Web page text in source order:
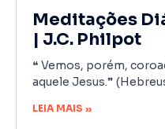
Meditações
| J.C. Philpot
❝ Vemos, porém,
aquele Jesus.❞
LEIA MAIS »